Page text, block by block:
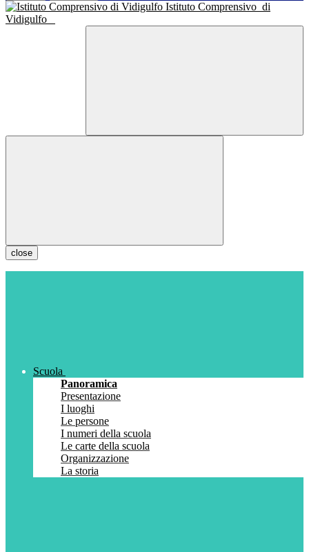
Istituto Comprensivo di
Vidigulfo
close
Scuola
Panoramica
Presentazione
I luoghi
Le persone
I numeri della scuola
Le carte della scuola
Organizzazione
La storia